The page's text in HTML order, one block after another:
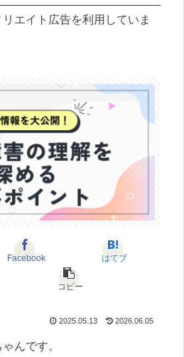
エイト広告を利用していま
Facebook はてブ
コピー
2025.05.13 2026.06.05
んです。